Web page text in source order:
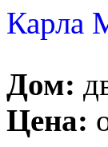
Дом:
Цена: